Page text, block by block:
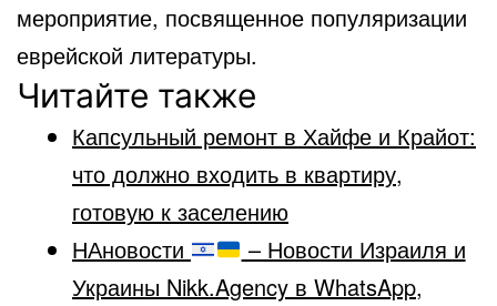
мероприятие, посвященное популяризации
еврейской литературы.
Читайте также
Капсульный ремонт в Хайфе и Крайот:
что должно входить в квартиру,
готовую к заселению
НАновости
– Новости Израиля и
Украины Nikk.Agency в WhatsApp,